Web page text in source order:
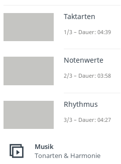
Taktarten
1/3 – Dauer: 04:39
Notenwerte
2/3 – Dauer: 03:58
Rhythmus
3/3 – Dauer: 04:27
Musik
Tonarten & Harmonie